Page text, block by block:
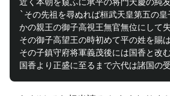
`その先祖を尋ぬれば桓武天皇第五の
かの親王の御子高視王無官無位にして
その御子高望王の時初めて平の姓を賜
その子鎮守府将軍義茂後には国香と改